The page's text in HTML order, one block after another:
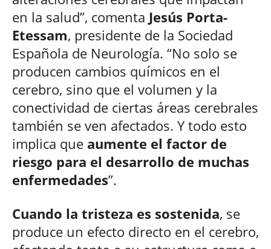
en la salud”, comenta Jesús Porta-
Etessam, presidente de la Sociedad
Española de Neurología. “No solo se
producen cambios químicos en el
cerebro, sino que el volumen y la
conectividad de ciertas áreas cerebrales
también se ven afectados. Y todo esto
implica que aumente el factor de
riesgo para el desarrollo de muchas
enfermedades”.
Cuando la tristeza es sostenida, se
produce un efecto directo en el cerebro,